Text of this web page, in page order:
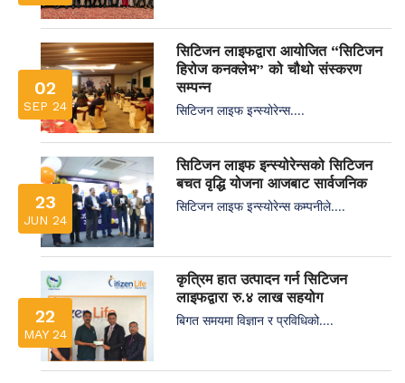
02
SEP 24
सिटिजन लाइफद्वारा आयोजित “सिटिजन
हिरोज कनक्लेभ” को चौथो संस्करण
सम्पन्न
सिटिजन लाइफ इन्स्योरेन्स....
23
JUN 24
सिटिजन लाइफ इन्स्योरेन्सको सिटिजन
बचत वृद्धि योजना आजबाट सार्वजनिक
सिटिजन लाइफ इन्स्योरेन्स कम्पनीले....
22
MAY 24
कृत्रिम हात उत्पादन गर्न सिटिजन
लाइफद्वारा रु.४ लाख सहयोग
बिगत समयमा विज्ञान र प्रविधिको....